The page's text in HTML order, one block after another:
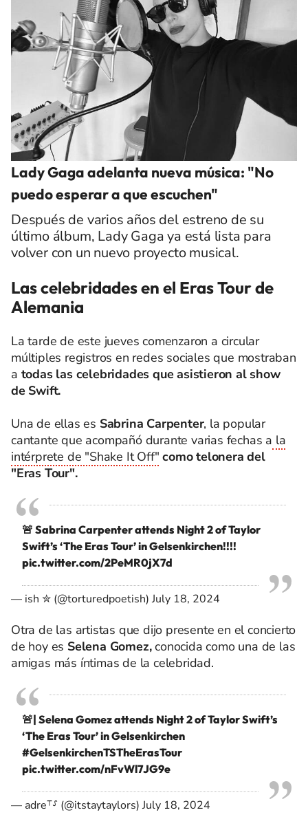
Lady Gaga adelanta nueva música: "No
puedo esperar a que escuchen"
Después de varios años del estreno de su
último álbum, Lady Gaga ya está lista para
volver con un nuevo proyecto musical.
Las celebridades en el Eras Tour de
Alemania
La tarde de este jueves comenzaron a circular
múltiples registros en redes sociales que mostraban
a todas las celebridades que asistieron al show
de Swift.
Una de ellas es Sabrina Carpenter, la popular
cantante que acompañó durante varias fechas a la
intérprete de "Shake It Off" como telonera del
"Eras Tour".
🚨 Sabrina Carpenter attends Night 2 of Taylor
Swift’s ‘The Eras Tour’ in Gelsenkirchen!!!!
pic.twitter.com/2PeMR0jX7d
— ish ✮ (@torturedpoetish)July 18, 2024
Otra de las artistas que dijo presente en el concierto
de hoy es Selena Gomez,conocida como una de las
amigas más íntimas de la celebridad.
🚨| Selena Gomez attends Night 2 of Taylor Swift’s
‘The Eras Tour’ in Gelsenkirchen
#GelsenkirchenTSTheErasTour
pic.twitter.com/nFvWl7JG9e
— adre⸆⸉ (@itstaytaylors)July 18, 2024